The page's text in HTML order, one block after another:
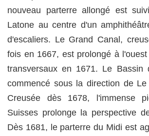
nouveau parterre allongé est
Latone au centre d'un
d'escaliers. Le Grand Canal,
fois en 1667, est prolongé à
transversaux en 1671. Le Bassin
commencé sous la direction de
Creusée dès 1678, l'immense
Suisses prolonge la perspective
Dès 1681, le parterre du Midi est